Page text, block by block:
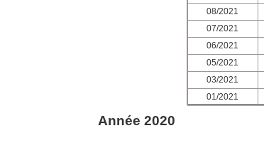
08/2021
07/2021
06/2021
05/2021
03/2021
01/2021
Année 2020